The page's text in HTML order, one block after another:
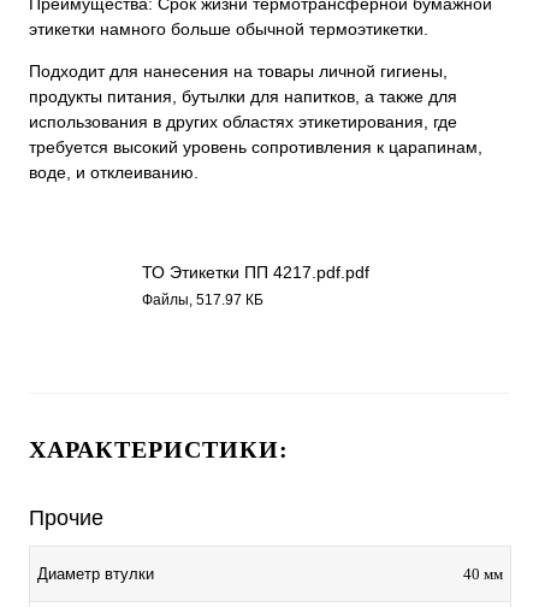
этикетки намного больше обычной термоэтикетки.
Подходит для нанесения на товары личной гигиены,
продукты питания, бутылки для напитков, а также для
использования в других областях этикетирования, где
требуется высокий уровень сопротивления к царапинам,
воде, и отклеиванию.
ТО Этикетки ПП 4217.pdf.pdf
Файлы, 517.97 КБ
ХАРАКТЕРИСТИКИ:
Прочие
Диаметр втулки 40 мм